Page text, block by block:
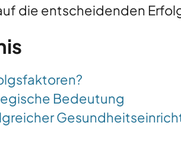
die entscheidenden
Bedeutung